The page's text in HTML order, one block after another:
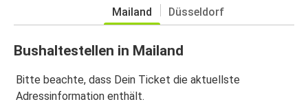
Mailand Düsseldorf
Bushaltestellen in Mailand
Bitte beachte, dass Dein Ticket die aktuellste
Adressinformation enthält.